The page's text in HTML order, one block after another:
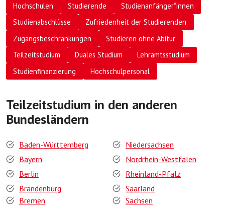
Hochschulen Studierende
Studienanfänger*innen
Studienabschlüsse
Zufriedenheit der Studierenden
Zugangsbeschränkungen
Studieren ohne Abitur
Teilzeitstudium
Duales Studium
Lehramtsstudium
Studienfinanzierung
Hochschulpersonal
Teilzeitstudium in den anderen
Bundesländern
Baden-Württemberg
Bayern
Berlin
Brandenburg
Bremen
Niedersachsen
Nordrhein-Westfalen
Rheinland-Pfalz
Saarland
Sachsen